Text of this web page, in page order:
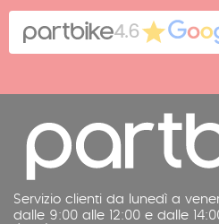
Contatto
Cookies
Note legali
4.6
Servizio clienti da lunedì a
dalle 9:00 alle 12:00 e dalle